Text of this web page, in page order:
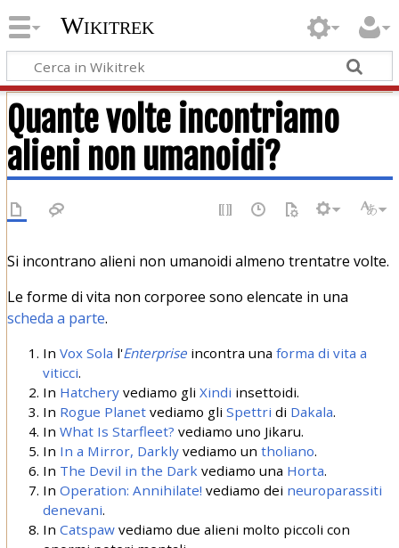
Wikitrek
Quante volte incontriamo
alieni non umanoidi?
Si incontrano alieni non umanoidi almeno trentatre volte.
Le forme di vita non corporee sono elencate in una
scheda a parte.
In Vox Sola l'Enterpriseincontra una forma di vita a
viticci.
In Hatcheryvediamo gli Xindi insettoidi.
In Rogue Planetvediamo gli Spettri di Dakala.
In What Is Starfleet? vediamo uno Jikaru.
In In a Mirror, Darklyvediamo un tholiano.
In The Devil in the Dark vediamo una Horta.
In Operation: Annihilate! vediamo dei neuroparassiti
denevani.
In Catspawvediamo due alieni molto piccoli con